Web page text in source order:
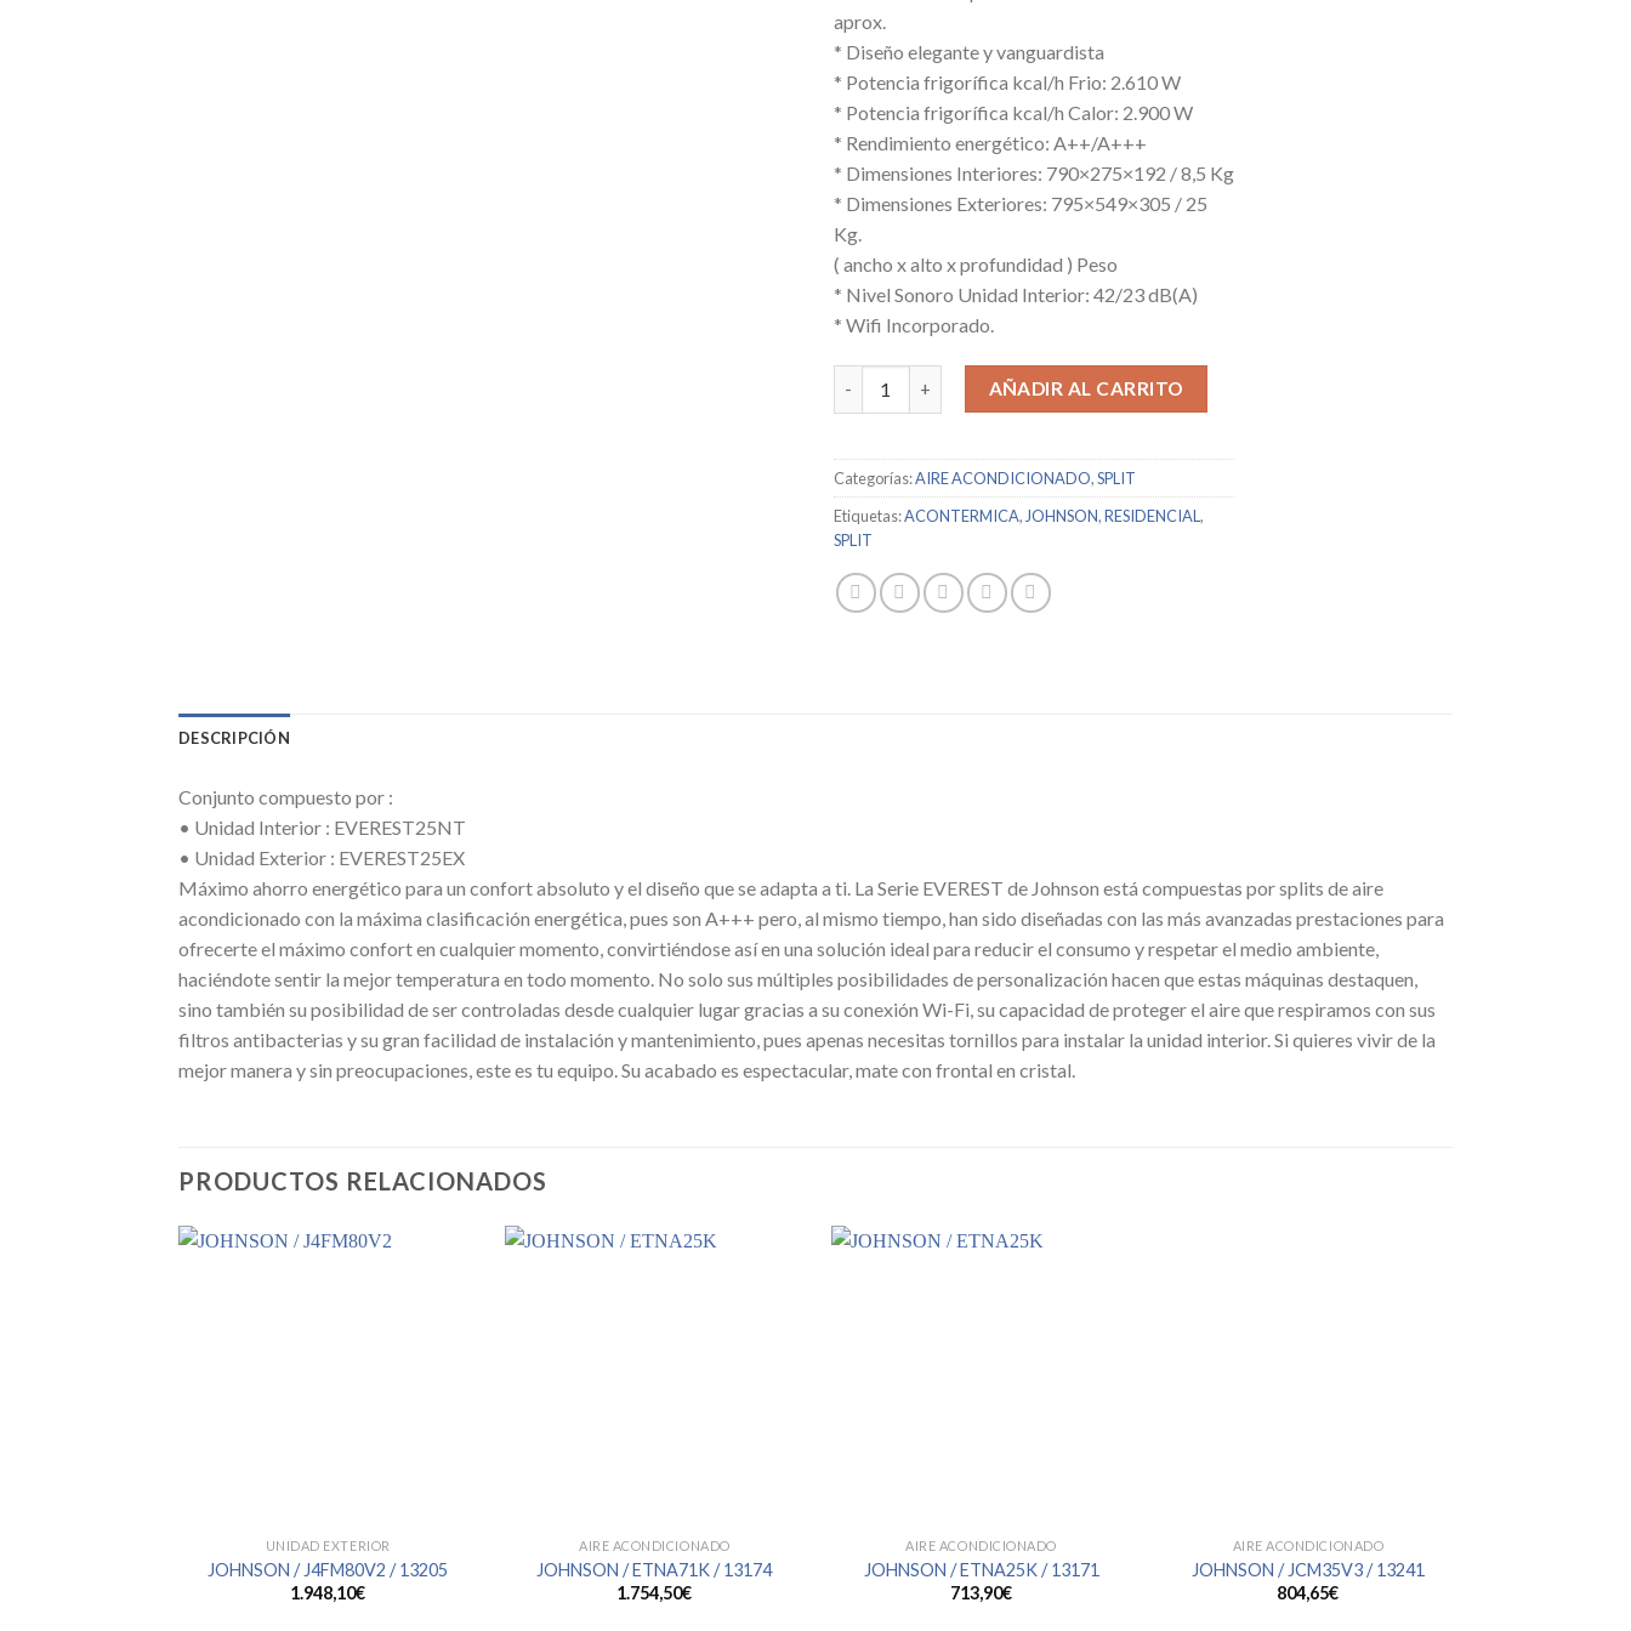
aprox.
* Diseño elegante y vanguardista
* Potencia frigorífica kcal/h Frio: 2.610 W
* Potencia frigorífica kcal/h Calor: 2.900 W
* Rendimiento energético: A++/A+++
* Dimensiones Interiores: 790×275×192 / 8,5 Kg
* Dimensiones Exteriores: 795×549×305 / 25
Kg.
( ancho x alto x profundidad ) Peso
* Nivel Sonoro Unidad Interior: 42/23 dB(A)
* Wifi Incorporado.
JOHNSON / EVEREST25K / 13181 cantidad
AÑADIR AL CARRITO
Categorías:AIRE ACONDICIONADO,SPLIT
Etiquetas:ACONTERMICA, JOHNSON,RESIDENCIAL ,
SPLIT
DESCRIPCIÓN
Conjunto compuesto por :
• Unidad Interior : EVEREST25NT
• Unidad Exterior : EVEREST25EX
Máximo ahorro energético para un confort absoluto y el diseño que se adapta a ti. La Serie EVEREST de Johnson está compuestas por splits de aire
acondicionado con la máxima clasificación energética, pues son A+++ pero, al mismo tiempo, han sido diseñadas con las más avanzadas prestaciones para
ofrecerte el máximo confort en cualquier momento, convirtiéndose así en una solución ideal para reducir el consumo y respetar el medio ambiente,
haciéndote sentir la mejor temperatura en todo momento. No solo sus múltiples posibilidades de personalización hacen que estas máquinas destaquen,
sino también su posibilidad de ser controladas desde cualquier lugar gracias a su conexión Wi-Fi, su capacidad de proteger el aire que respiramos con sus
filtros antibacterias y su gran facilidad de instalación y mantenimiento, pues apenas necesitas tornillos para instalar la unidad interior. Si quieres vivir de la
mejor manera y sin preocupaciones, este es tu equipo. Su acabado es espectacular, mate con frontal en cristal.
PRODUCTOS RELACIONADOS
UNIDAD EXTERIOR
JOHNSON / J4FM80V2 / 13205
1.948,10€
AIRE ACONDICIONADO
JOHNSON / ETNA71K / 13174
1.754,50€
AIRE ACONDICIONADO
JOHNSON / ETNA25K / 13171
713,90€
AIRE ACONDICIONADO
JOHNSON / JCM35V3 / 13241
804,65€